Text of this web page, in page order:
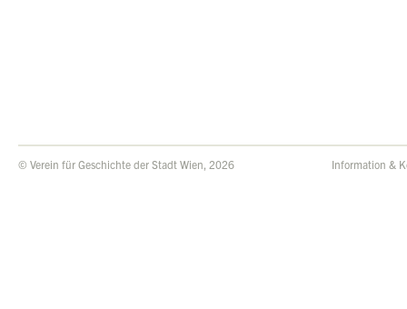
© Verein für Geschichte der Stadt Wien, 2026 Information &